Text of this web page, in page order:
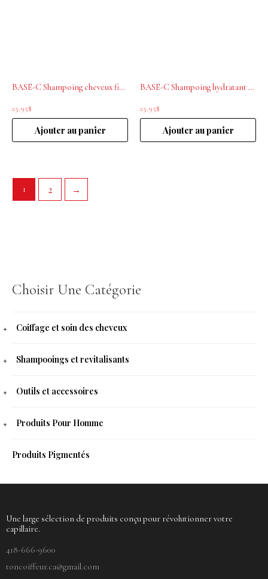
Choisir Une Catégorie
Coiffage et soin des cheveux
Shampooings et revitalisants
Outils et accessoires
Produits Pour Homme
Produits Pigmentés
BASE-C Shampoing cheveux fins Rituel Volume 300ml
25.95$
Ajouter au panier
BASE-C Shampoing hydratant Rituel Hydratant 300ml
25.95$
Ajouter au panier
1 2 →
Une large sélection de produits conçu pour révolutionner votre
capillaire.
418-666-9600
toncoiffeur.ca@gmail.com